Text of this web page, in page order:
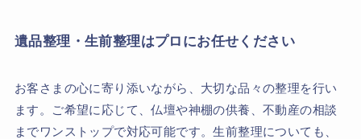
遺品整理・生前整理はプロにお任せください
お客さまの心に寄り添いながら、大切な品々の整理を行い
ます。ご希望に応じて、仏壇や神棚の供養、不動産の相談
までワンストップで対応可能です。生前整理についても、